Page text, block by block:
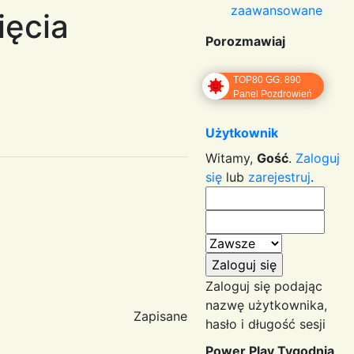
Zapisane
zaawansowane
Porozmawiaj
TOP80 GG: 890
Panel Pozdrowień
Użytkownik
Witamy, Gość. Zaloguj
się lub zarejestruj.
Zaloguj się podając
nazwę użytkownika,
hasło i długość sesji
Power Play Tygodnia